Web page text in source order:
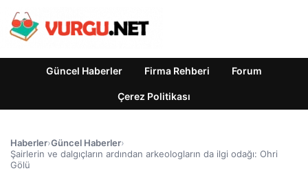
Güncel Haberler Firma Rehberi Forum
Çerez Politikası
Haberler›Güncel Haberler›
Şairlerin ve dalgıçların ardından arkeologların da ilgi odağı: Ohri
Gölü